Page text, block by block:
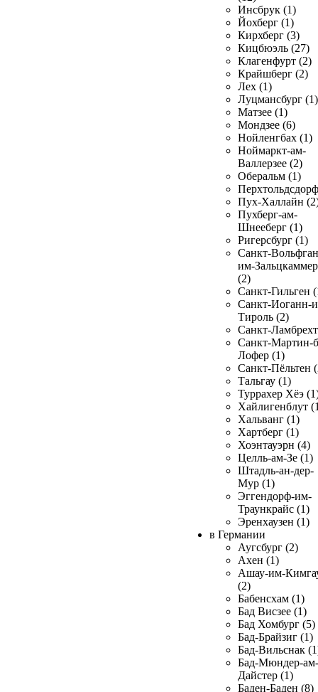
Инсбрук (1)
Йохберг (1)
Кирхберг (3)
Кицбюэль (27)
Клагенфурт (2)
Крайшберг (2)
Лех (1)
Луцмансбург (1)
Матзее (1)
Мондзее (6)
Нойленгбах (1)
Ноймаркт-ам-
Валлерзее (2)
Оберальм (1)
Пух-Халлайн
Пухберг-ам-
Шнееберг (1)
Ригерсбург (1)
Санкт-
им-
(2)
Санкт-Гильген
Санкт-Иоганн-
Тироль (2)
Санкт-
Санкт-Мартин-
Лофер (1)
Санкт-Пёльтен
Тальгау (1)
Туррахер Хёэ
Хайлигенблут
Хальванг (1)
Хартберг (1)
Хоэнтауэрн (4)
Целль-ам-Зе (1)
Штадль-ан-дер-
Мур (1)
Эггендорф-им-
Траункрайс (1)
Эренхаузен (1)
в Германии
Аугсбург (2)
Ахен (1)
Ашау-им-
(2)
Бабенсхам (1)
Бад Висзее (1)
Бад Хомбург (5)
Бад-Брайзиг (1)
Бад-Вильснак
Бад-Мюндер-ам-
Дайстер (1)
Баден-Баден (8)